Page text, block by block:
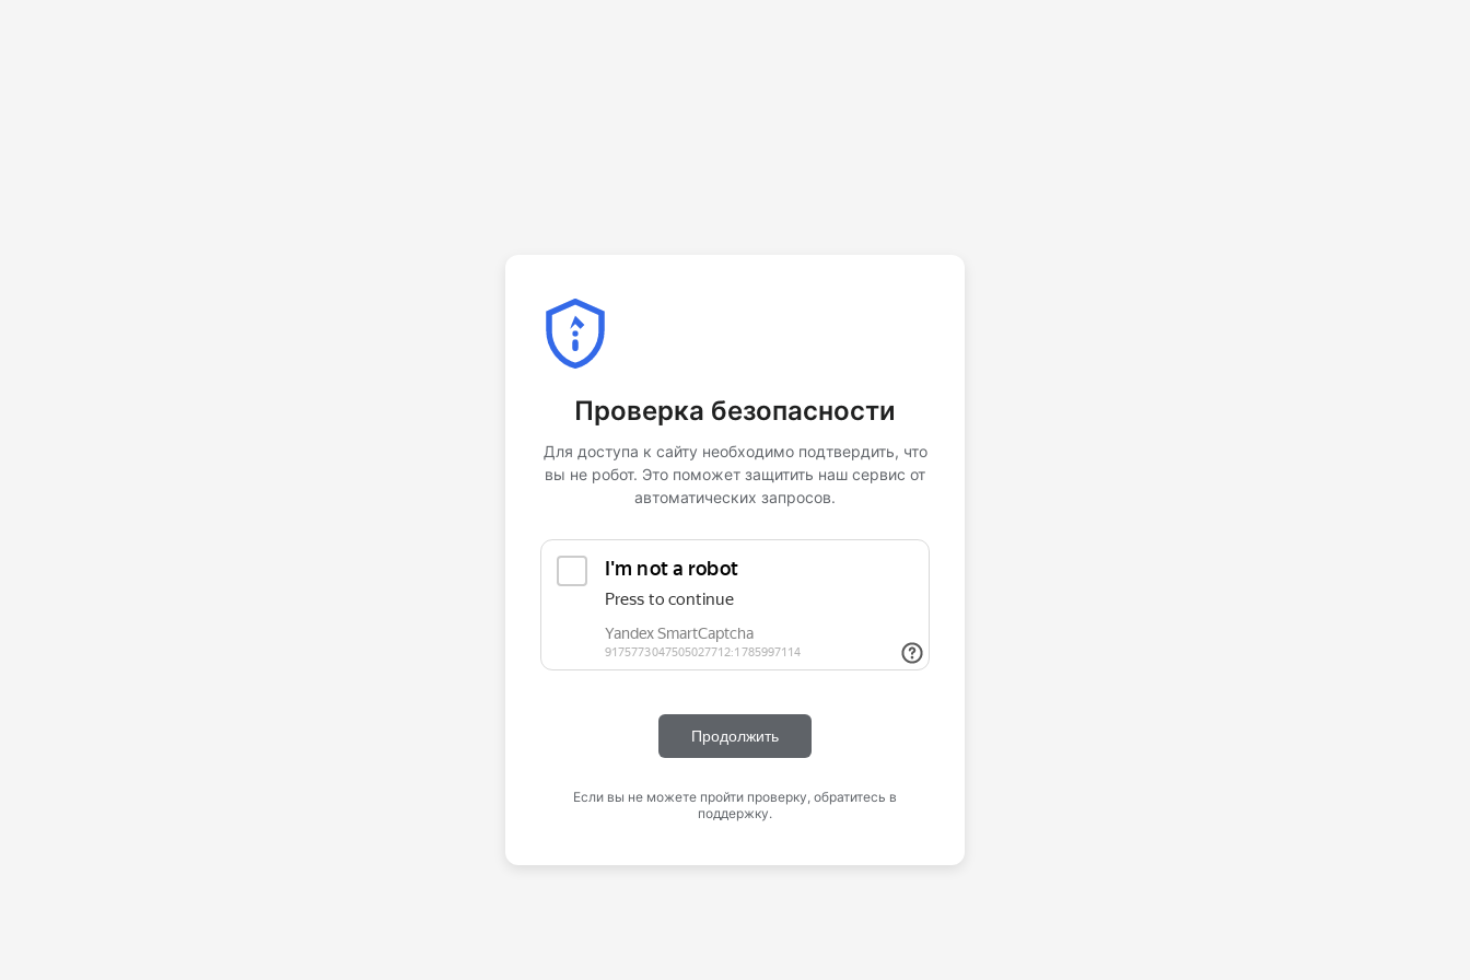
Проверка безопасности
Для доступа к сайту необходимо подтвердить, что
вы не робот. Это поможет защитить наш сервис от
автоматических запросов.
Продолжить
Если вы не можете пройти проверку, обратитесь в
поддержку.